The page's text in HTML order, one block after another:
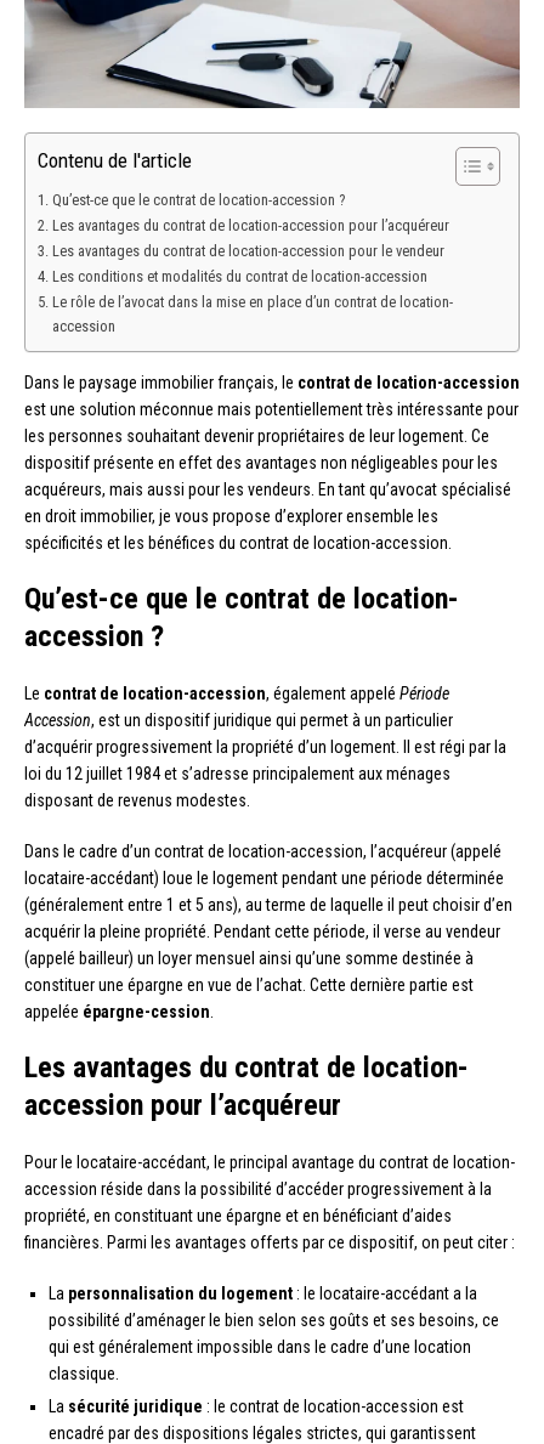
Contenu de l'article
Qu’est-ce que le contrat de location-accession ?
Les avantages du contrat de location-accession pour l’acquéreur
Les avantages du contrat de location-accession pour le vendeur
Les conditions et modalités du contrat de location-accession
Le rôle de l’avocat dans la mise en place d’un contrat de location-
accession
Dans le paysage immobilier français, le contrat de location-accession
est une solution méconnue mais potentiellement très intéressante pour
les personnes souhaitant devenir propriétaires de leur logement. Ce
dispositif présente en effet des avantages non négligeables pour les
acquéreurs, mais aussi pour les vendeurs. En tant qu’avocat spécialisé
en droit immobilier, je vous propose d’explorer ensemble les
spécificités et les bénéfices du contrat de location-accession.
Qu’est-ce que le contrat de location-
accession ?
Le contrat de location-accession, également appelé Période
Accession, est un dispositif juridique qui permet à un particulier
d’acquérir progressivement la propriété d’un logement. Il est régi par la
loi du 12 juillet 1984 et s’adresse principalement aux ménages
disposant de revenus modestes.
Dans le cadre d’un contrat de location-accession, l’acquéreur (appelé
locataire-accédant) loue le logement pendant une période déterminée
(généralement entre 1 et 5 ans), au terme de laquelle il peut choisir d’en
acquérir la pleine propriété. Pendant cette période, il verse au vendeur
(appelé bailleur) un loyer mensuel ainsi qu’une somme destinée à
constituer une épargne en vue de l’achat. Cette dernière partie est
appelée épargne-cession
Les avantages du contrat de location-
accession pour l’acquéreur
Pour le locataire-accédant, le principal avantage du contrat de location-
accession réside dans la possibilité d’accéder progressivement à la
propriété, en constituant une épargne et en bénéficiant d’aides
financières. Parmi les avantages offerts par ce dispositif, on peut citer :
La personnalisation du logement : le locataire-accédant a la
possibilité d’aménager le bien selon ses goûts et ses besoins, ce
qui est généralement impossible dans le cadre d’une location
classique.
La sécurité juridique : le contrat de location-accession est
encadré par des dispositions légales strictes, qui garantissent